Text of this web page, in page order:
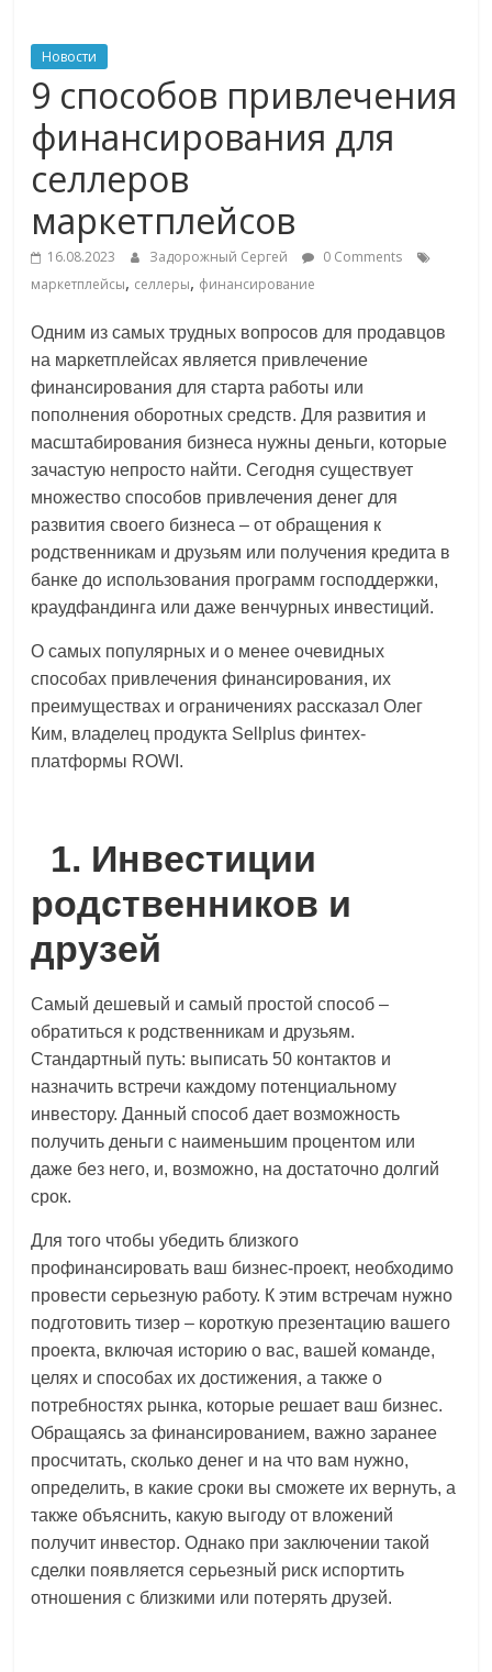
ритейле,
логистике,
технологиях,
соцсетях
Портал
онлайн-
торговле,
сервисах
для
Commerce,
ритейле,
технологиях,
соцсетях.
Нам
важно,
как
знать
как
Сеть
меняет
обсудить
изменения
читателем.
Новости
9 способов привлечения
финансирования для
селлеров
маркетплейсов
16.08.2023 Задорожный Сергей
0 Comments
маркетплейсы, селлеры, финансирование
Одним из самых трудных вопросов для продавцов
на маркетплейсах является привлечение
финансирования для старта работы или
пополнения оборотных средств. Для развития и
масштабирования бизнеса нужны деньги, которые
зачастую непросто найти. Сегодня существует
множество способов привлечения денег для
развития своего бизнеса – от обращения к
родственникам и друзьям или получения кредита в
банке до использования программ господдержки,
краудфандинга или даже венчурных инвестиций.
О самых популярных и о менее очевидных
способах привлечения финансирования, их
преимуществах и ограничениях рассказал Олег
Ким, владелец продукта Sellplus финтех-
платформы ROWI.
1. Инвестиции
родственников и
друзей
Самый дешевый и самый простой способ –
обратиться к родственникам и друзьям.
Стандартный путь: выписать 50 контактов и
назначить встречи каждому потенциальному
инвестору. Данный способ дает возможность
получить деньги с наименьшим процентом или
даже без него, и, возможно, на достаточно долгий
срок.
Для того чтобы убедить близкого
профинансировать ваш бизнес-проект, необходимо
провести серьезную работу. К этим встречам нужно
подготовить тизер – короткую презентацию вашего
проекта, включая историю о вас, вашей команде,
целях и способах их достижения, а также о
потребностях рынка, которые решает ваш бизнес.
Обращаясь за финансированием, важно заранее
просчитать, сколько денег и на что вам нужно,
определить, в какие сроки вы сможете их вернуть, а
также объяснить, какую выгоду от вложений
получит инвестор. Однако при заключении такой
сделки появляется серьезный риск испортить
отношения с близкими или потерять друзей.